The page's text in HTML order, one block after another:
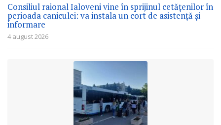
Consiliul raional Ialoveni vine în sprijinul cetățenilor în
perioada caniculei: va instala un cort de asistență și
informare
4 august 2026